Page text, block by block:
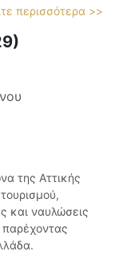
περισσότερα >>
της Αττικής
και ναυλώσεις